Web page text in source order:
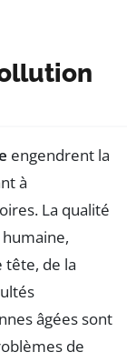
engendrent la
à
La qualité
de la
âgées sont
de